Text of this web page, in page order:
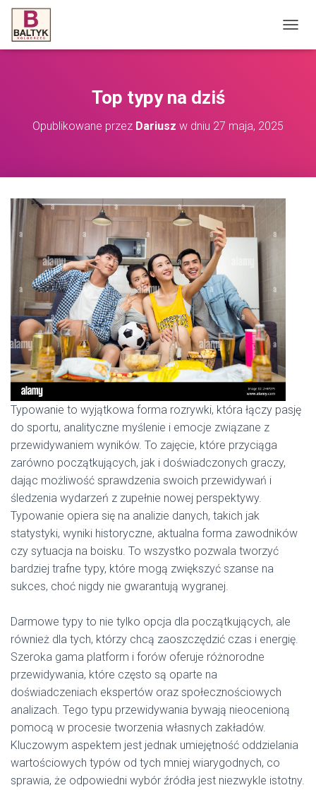
R
Top typy na dziś
Opublikowane przez Dariusz w dniu 27 maja, 2025
Typowanie to wyjątkowa forma rozrywki, która łączy pasję
do sportu, analityczne myślenie i emocje związane z
przewidywaniem wyników. To zajęcie, które przyciąga
zarówno początkujących, jak i doświadczonych graczy,
dając możliwość sprawdzenia swoich przewidywań i
śledzenia wydarzeń z zupełnie nowej perspektywy.
Typowanie opiera się na analizie danych, takich jak
statystyki, wyniki historyczne, aktualna forma zawodników
czy sytuacja na boisku. To wszystko pozwala tworzyć
bardziej trafne typy, które mogą zwiększyć szanse na
sukces, choć nigdy nie gwarantują wygranej.
Darmowe typy to nie tylko opcja dla początkujących, ale
również dla tych, którzy chcą zaoszczędzić czas i energię.
Szeroka gama platform i forów oferuje różnorodne
przewidywania, które często są oparte na
doświadczeniach ekspertów oraz społecznościowych
analizach. Tego typu przewidywania bywają nieocenioną
pomocą w procesie tworzenia własnych zakładów.
Kluczowym aspektem jest jednak umiejętność oddzielania
wartościowych typów od tych mniej wiarygodnych, co
sprawia, że odpowiedni wybór źródła jest niezwykle istotny.